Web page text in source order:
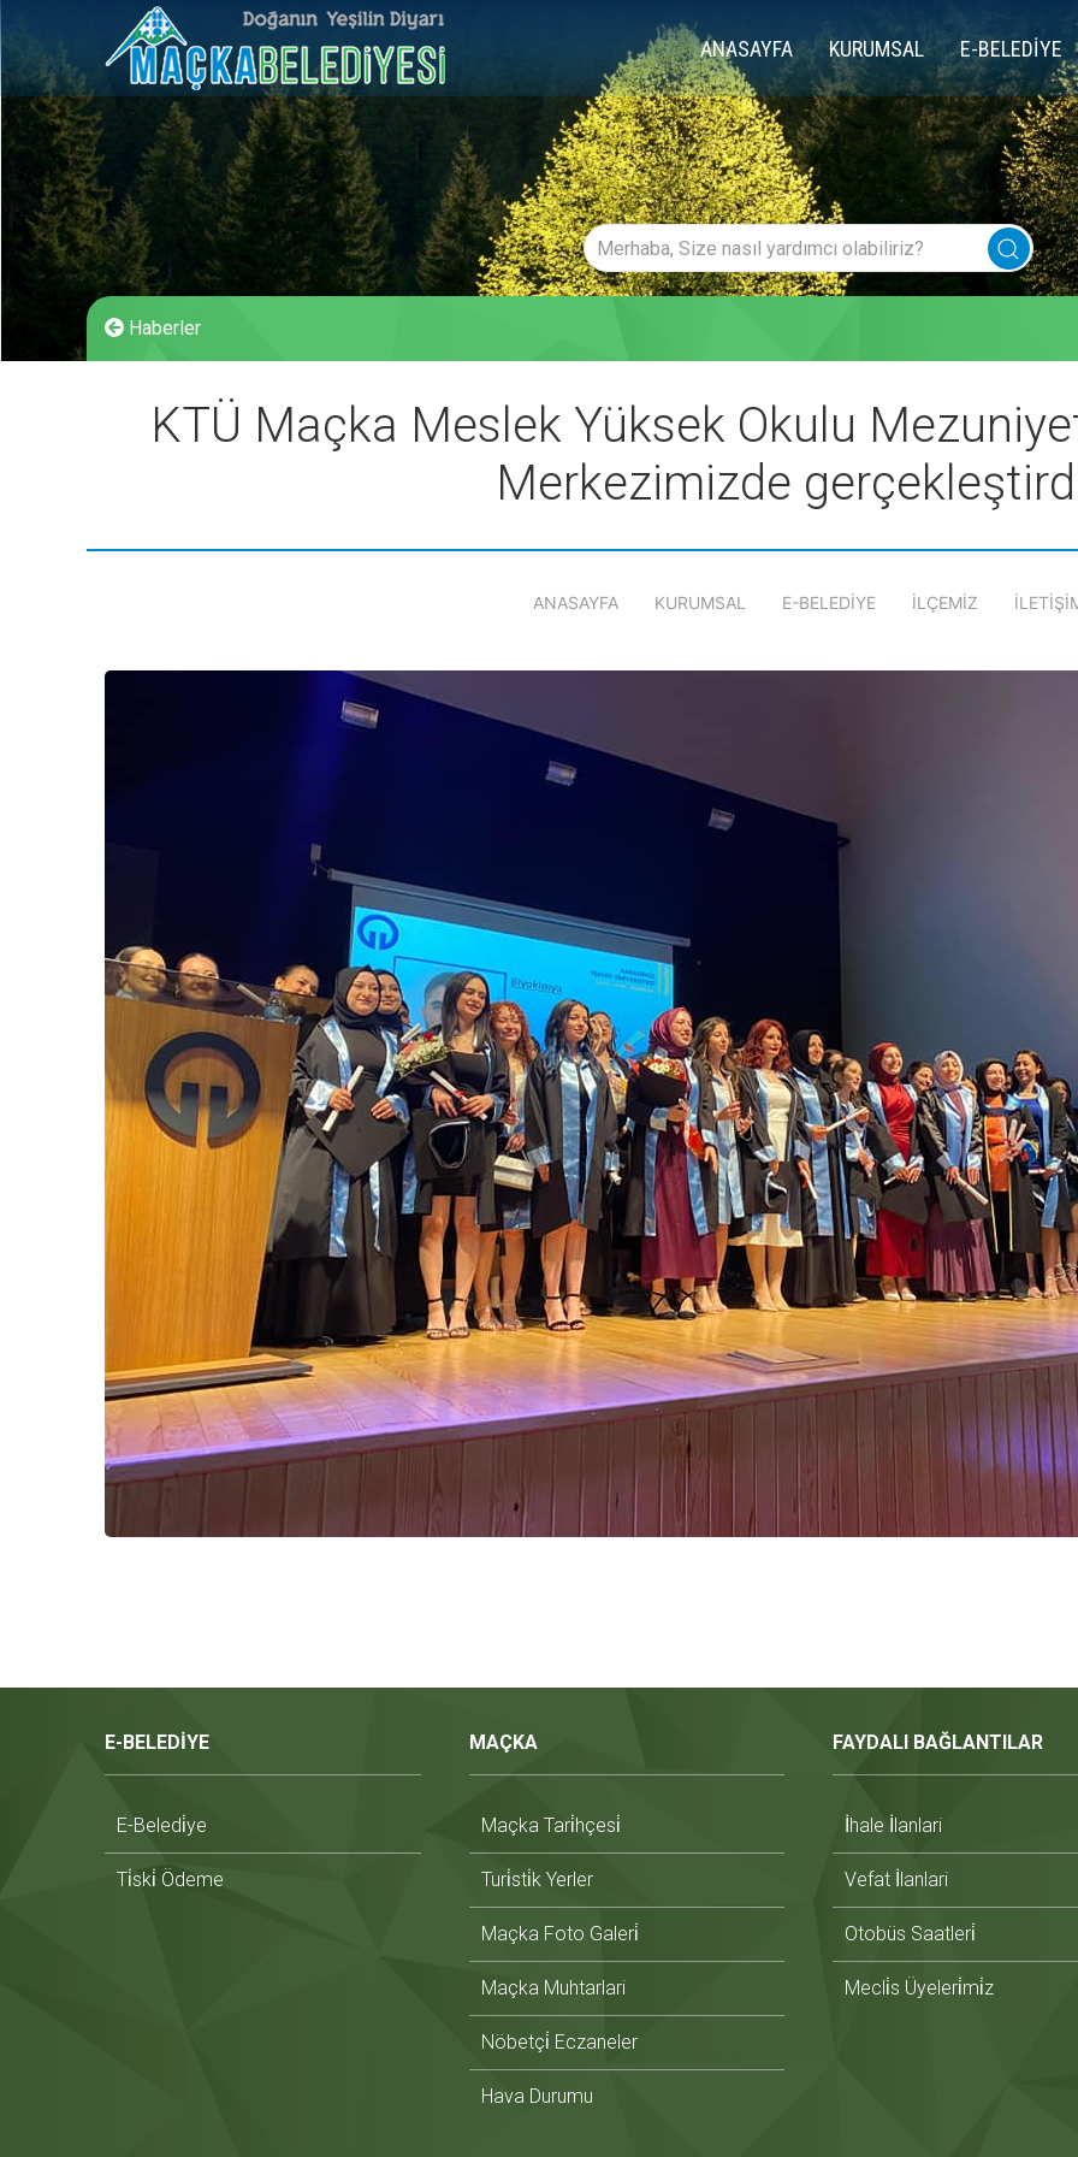
ANASAYFA KURUMSAL E-BELEDİYE
Haberler
KTÜ Maçka Meslek Yüksek Okulu
Merkezimizde
ANASAYFA KURUMSAL E-BELEDİYE İLÇEMİZ
E-BELEDİYE
E-Beledi̇ye
Ti̇ski̇ Ödeme
MAÇKA
Maçka Tari̇hçesi̇
Turi̇sti̇k Yerler
Maçka Foto Galeri̇
Maçka Muhtarlari
Nöbetçi̇ Eczaneler
Hava Durumu
FAYDALI BAĞLANTILAR
İhale İlanlari
Vefat İlanlari
Otobüs Saatleri̇
Mecli̇s Üyeleri̇mi̇z